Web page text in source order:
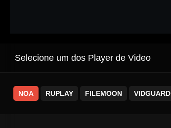
Selecione um dos Player de Video
NOA RUPLAY FILEMOON VIDGUARD